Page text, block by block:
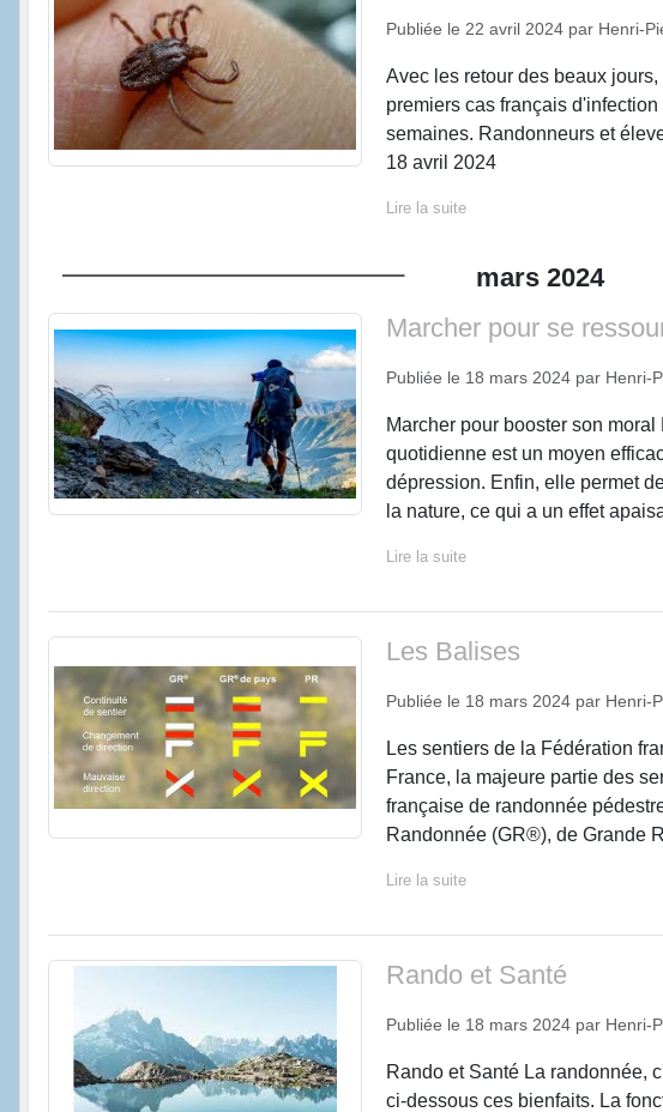
Publiée le 22 avril 2024par Henri-
Avec les retour des beaux
premiers cas français
semaines. Randonneurs et
18 avril 2024
Lire la suite
mars 2024
Marcher pour se
Publiée le 18 mars 2024par Henri-
Marcher pour booster son
quotidienne est un moyen
dépression. Enfin, elle permet
la nature, ce qui a un effet
Lire la suite
Les Balises
Publiée le 18 mars 2024par Henri-
Les sentiers de la Fédération
France, la majeure partie des
française de randonnée
Randonnée (GR®), de Grande
Lire la suite
Rando et Santé
Publiée le 18 mars 2024par Henri-
Rando et Santé La randonnée,
ci-dessous ces bienfaits. La